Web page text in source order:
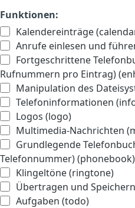
Funktionen:
Kalendereinträge
Anrufe einlesen und
Fortgeschrittene
Rufnummern pro Eintrag)
Manipulation des
Telefoninformationen
Logos (logo)
Multimedia-Nachrichten
Grundlegende
Telefonnummer) (phonebook)
Klingeltöne (ringtone)
Übertragen und
Aufgaben (todo)